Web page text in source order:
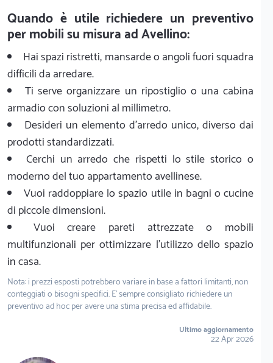
Quando è utile richiedere un preventivo
per mobili su misura ad Avellino:
Hai spazi ristretti, mansarde o angoli fuori squadra
difficili da arredare.
Ti serve organizzare un ripostiglio o una cabina
armadio con soluzioni al millimetro.
Desideri un elemento d'arredo unico, diverso dai
prodotti standardizzati.
Cerchi un arredo che rispetti lo stile storico o
moderno del tuo appartamento avellinese.
Vuoi raddoppiare lo spazio utile in bagni o cucine
di piccole dimensioni.
Vuoi creare pareti attrezzate o mobili
multifunzionali per ottimizzare l'utilizzo dello spazio
in casa.
Nota: i prezzi esposti potrebbero variare in base a fattori limitanti, non
conteggiati o bisogni specifici. E' sempre consigliato richiedere un
preventivo ad hoc per avere una stima precisa ed affidabile.
Ultimo aggiornamento
22 Apr 2026